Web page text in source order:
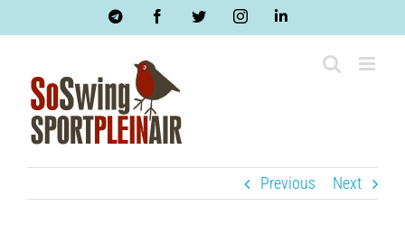
TelegramFacebookTwitterInstagramLinkedIn
Previous Next